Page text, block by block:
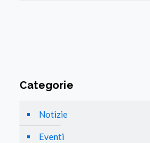
Categorie
Notizie
Eventi